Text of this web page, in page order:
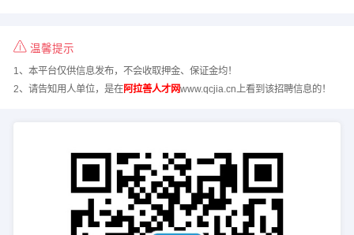
温馨提示
1、本平台仅供信息发布，不会收取押金、保证金均！
2、请告知用人单位，是在阿拉善人才网www.qcjia.cn上看到该招聘信息的！